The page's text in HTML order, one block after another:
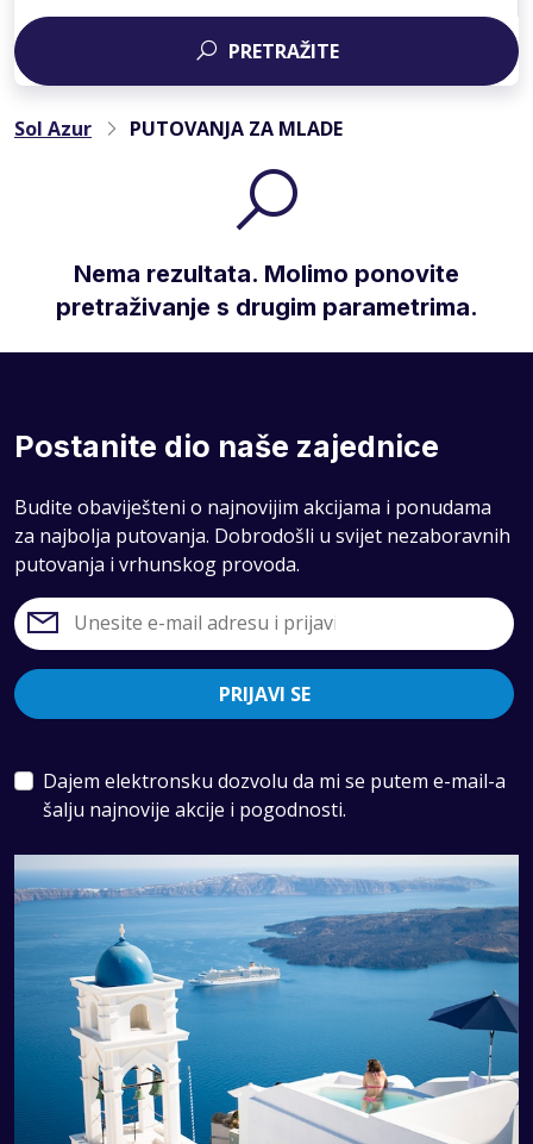
PRETRAŽITE
Sol Azur PUTOVANJA ZA MLADE
Nema rezultata. Molimo ponovite
pretraživanje s drugim parametrima.
Postanite dio naše zajednice
Budite obaviješteni o najnovijim akcijama i ponudama
za najbolja putovanja. Dobrodošli u svijet nezaboravnih
putovanja i vrhunskog provoda.
PRIJAVI SE
Dajem elektronsku dozvolu da mi se putem e-mail-a
šalju najnovije akcije i pogodnosti.